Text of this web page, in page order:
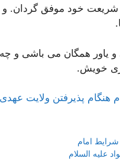
شریعت خود موفق گردان.
و یاور همگان می باشی و
خویش.
هنگام پذیرفتن ولایت
شرايط امام‏
علیه السلام